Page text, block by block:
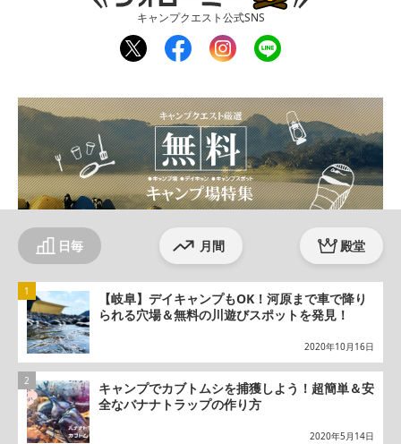
キャンプクエスト公式SNS
twit
ter
fac
ebo
inst
agr
line
日毎 月間 殿堂
【岐阜】デイキャンプもOK！河原まで車で降り
られる穴場＆無料の川遊びスポットを発見！
2020年10月16日
キャンプでカブトムシを捕獲しよう！超簡単＆安
全なバナナトラップの作り方
2020年5月14日